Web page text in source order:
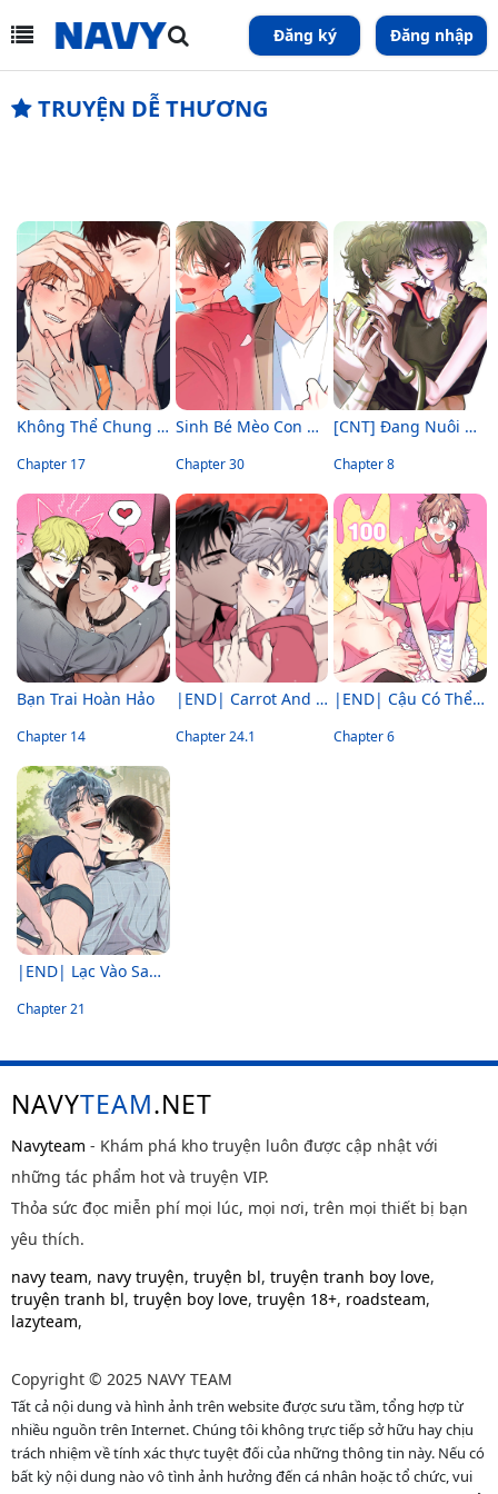
Đăng ký Đăng nhập
TRUYỆN DỄ THƯƠNG
Không Thể Chung Bước
Chapter 17
Sinh Bé Mèo Con Cho Tôi Nhanh!
Chapter 30
[CNT] Đang Nuôi Dưỡng Bé Dưa Lưới
Chapter 8
Bạn Trai Hoàn Hảo
Chapter 14
|END| Carrot And Stick
Chapter 24.1
|END| Cậu Có Thể Ngừng Thích Tôi Được Không?!
Chapter 6
|END| Lạc Vào Samcheonpo
Chapter 21
NAVYTEAM.NET
Navyteam - Khám phá kho truyện luôn được cập nhật với
những tác phẩm hot và truyện VIP.
Thỏa sức đọc miễn phí mọi lúc, mọi nơi, trên mọi thiết bị bạn
yêu thích.
navy team, navy truyện, truyện bl, truyện tranh boy love,
truyện tranh bl, truyện boy love, truyện 18+, roadsteam,
lazyteam,
Copyright © 2025 NAVY TEAM
Tất cả nội dung và hình ảnh trên website được sưu tầm, tổng hợp từ
nhiều nguồn trên Internet. Chúng tôi không trực tiếp sở hữu hay chịu
trách nhiệm về tính xác thực tuyệt đối của những thông tin này. Nếu có
bất kỳ nội dung nào vô tình ảnh hưởng đến cá nhân hoặc tổ chức, vui